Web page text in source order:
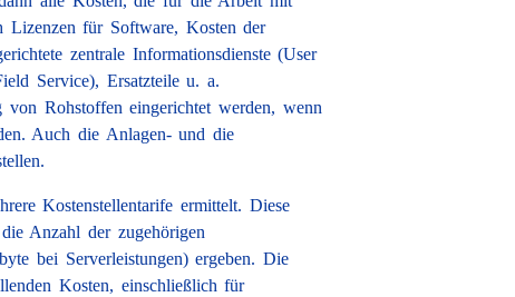
Lizenzen für Software, Kosten der
zentrale Informationsdienste (User
Service), Ersatzteile u. a.
Rohstoffen eingerichtet werden, wenn
Auch die Anlagen- und die
Kostenstellentarife ermittelt. Diese
Anzahl der zugehörigen
bei Serverleistungen) ergeben. Die
Kosten, einschließlich für